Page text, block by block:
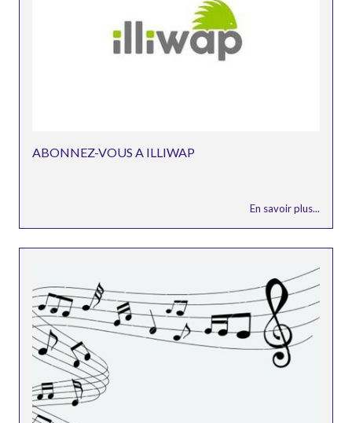
ABONNEZ-VOUS A ILLIWAP
En savoir plus...